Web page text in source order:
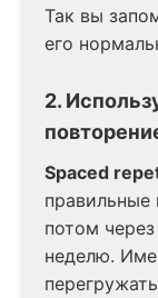
Так вы
его
2.
Spaced
правильные
потом
неделю.